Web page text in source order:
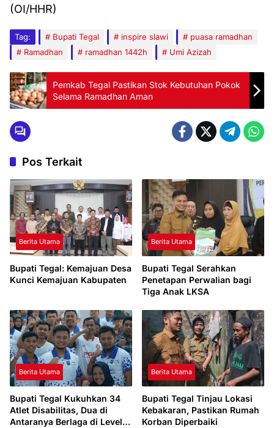
(OI/HHR)
Tag: Bupati Tegal inspire slawi
puasa ramadhan
Ramadhan
ramadhan 1442h Umi Azizah
Pemkab Tegal Pastikan Stok Kebutuhan Pokok
Selama Ramadhan Aman
Pos Terkait
Berita Utama
Bupati Tegal: Kemajuan Desa
Kunci Kemajuan Kabupaten
Berita Utama
Bupati Tegal Serahkan
Penetapan Perwalian bagi
Tiga Anak LKSA
Berita Utama
Bupati Tegal Kukuhkan 34
Atlet Disabilitas, Dua di
Antaranya Berlaga di Level
Berita Utama
Bupati Tegal Tinjau Lokasi
Kebakaran, Pastikan Rumah
Korban Diperbaiki